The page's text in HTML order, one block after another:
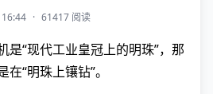
· 61417 阅读
是“现代工业皇冠上的明珠”，那
“明珠上镶钻”。